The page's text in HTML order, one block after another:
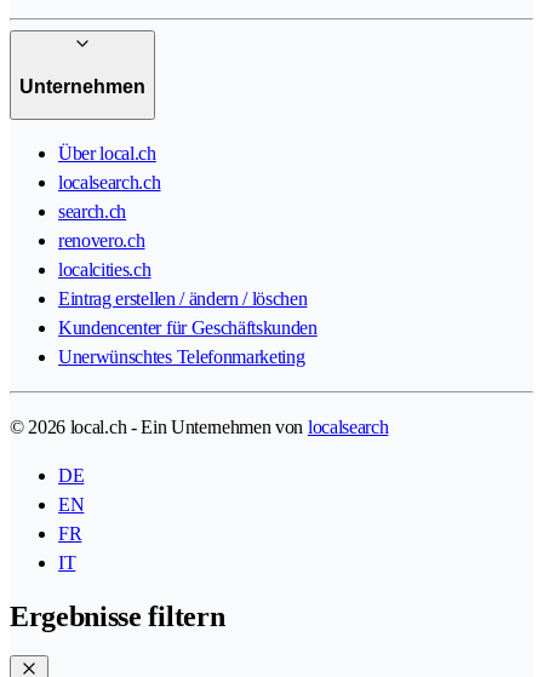
Unternehmen
Über local.ch
localsearch.ch
search.ch
renovero.ch
localcities.ch
Eintrag erstellen / ändern / löschen
Kundencenter für Geschäftskunden
Unerwünschtes Telefonmarketing
© 2026 local.ch - Ein Unternehmen von localsearch
DE
EN
FR
IT
Ergebnisse filtern